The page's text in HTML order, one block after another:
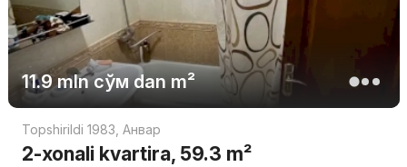
11.9 mln сўмdan m²
Topshirildi 1983 Анвар
2-xonali kvartira, 59.3 m²